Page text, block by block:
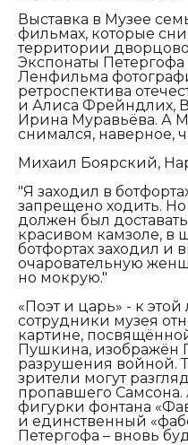
Выставка в Музее
фильмах, которые
территории
Экспонаты Петергофа
Ленфильма
ретроспектива
и Алиса Фрейндлих,
Ирина Муравьёва. А
снимался, наверное,
Михаил Боярский,
"Я заходил в
запрещено ходить.
должен был
красивом камзоле, в
ботфортах заходил и
очаровательную
но мокрую."
«Поэт и царь» - к этой
сотрудники музея
картине,
Пушкина, изображён
разрушения войной.
зрители могут
пропавшего Самсона.
фигурки фонтана
и единственный
Петергофа – вновь